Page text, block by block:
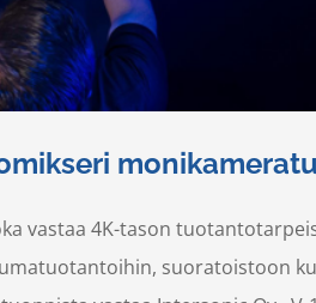
vastaa 4K-tason
suoratoistoon